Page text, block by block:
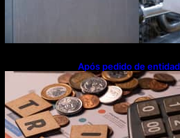
Após pedido de
flexibiliza regras da